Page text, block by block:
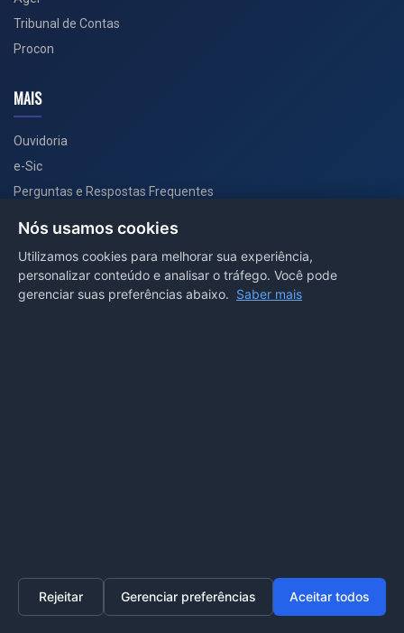
Home Transparência SIC Ouvidoria
Tribunal de Contas
Procon
MAIS
Ouvidoria
e-Sic
Perguntas e Respostas Frequentes
PORTAL COVID-19
Nós usamos cookies
Utilizamos cookies para melhorar sua experiência,
personalizar conteúdo e analisar o tráfego. Você pode
gerenciar suas preferências abaixo. Saber mais
Rejeitar Gerenciar preferências Aceitar todos